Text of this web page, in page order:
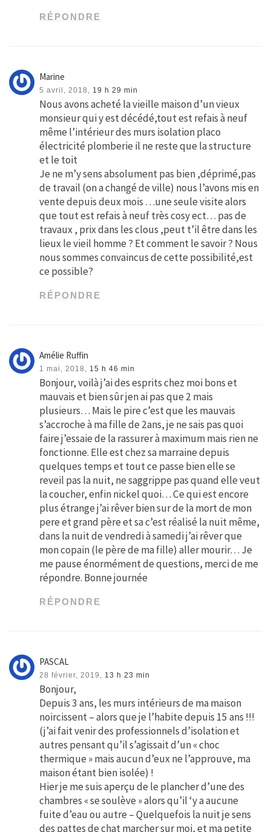
RÉPONDRE
Marine
5 avril, 2018, 19 h 29 min
Nous avons acheté la vieille maison d’un vieux
monsieur qui y est décédé,tout est refais à neuf
même l’intérieur des murs isolation placo
électricité plomberie il ne reste que la structure
et le toit
Je ne m’y sens absolument pas bien ,déprimé,pas
de travail (on a changé de ville) nous l’avons mis en
vente depuis deux mois …une seule visite alors
que tout est refais à neuf très cosy ect… pas de
travaux , prix dans les clous ,peut t’il être dans les
lieux le vieil homme ? Et comment le savoir ? Nous
nous sommes convaincus de cette possibilité,est
ce possible?
RÉPONDRE
Amélie Ruffin
1 mai, 2018, 15 h 46 min
Bonjour, voilà j’ai des esprits chez moi bons et
mauvais et bien sûr jen ai pas que 2 mais
plusieurs… Mais le pire c’est que les mauvais
s’accroche à ma fille de 2ans, je ne sais pas quoi
faire j’essaie de la rassurer à maximum mais rien ne
fonctionne. Elle est chez sa marraine depuis
quelques temps et tout ce passe bien elle se
reveil pas la nuit, ne saggrippe pas quand elle veut
la coucher, enfin nickel quoi… Ce qui est encore
plus étrange j’ai rêver bien sur de la mort de mon
pere et grand père et sa c’est réalisé la nuit même,
dans la nuit de vendredi à samedi j’ai rêver que
mon copain (le père de ma fille) aller mourir… Je
me pause énormément de questions, merci de me
répondre. Bonne journée
RÉPONDRE
PASCAL
28 février, 2019, 13 h 23 min
Bonjour,
Depuis 3 ans, les murs intérieurs de ma maison
noircissent – alors que je l’habite depuis 15 ans !!!
(j’ai fait venir des professionnels d’isolation et
autres pensant qu’il s’agissait d’un « choc
thermique » mais aucun d’eux ne l’approuve, ma
maison étant bien isolée) !
Hier je me suis aperçu de le plancher d’une des
chambres « se soulève » alors qu’il ‘y a aucune
fuite d’eau ou autre – Quelquefois la nuit je sens
des pattes de chat marcher sur moi, et ma petite